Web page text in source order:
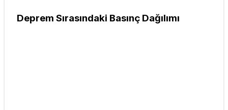
Deprem Sırasındaki Basınç Dağılımı